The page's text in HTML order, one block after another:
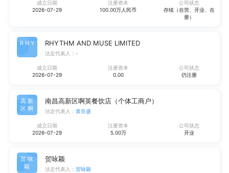
成立日期
2026-07-29
注册资本
100.00万人民币
公司状态
存续（在营、开业、在
册）
RHYT RHYTHM AND MUSE LIMITED
法定代表人： -
成立日期
2026-07-29
注册资本
0.00
公司状态
仍注册
高新
区啊
南昌高新区啊英餐饮店（个体工商户）
法定代表人： 黄良盛
成立日期
2026-07-29
注册资本
5.00万
公司状态
开业
贺咏
颖
贺咏颖
法定代表人： 贺咏颖